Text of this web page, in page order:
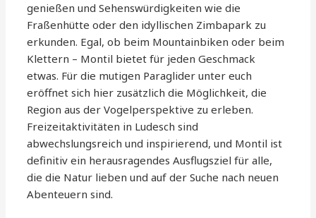
genießen und Sehenswürdigkeiten wie die
Fraßenhütte oder den idyllischen Zimbapark zu
erkunden. Egal, ob beim Mountainbiken oder beim
Klettern – Montil bietet für jeden Geschmack
etwas. Für die mutigen Paraglider unter euch
eröffnet sich hier zusätzlich die Möglichkeit, die
Region aus der Vogelperspektive zu erleben.
Freizeitaktivitäten in Ludesch sind
abwechslungsreich und inspirierend, und Montil ist
definitiv ein herausragendes Ausflugsziel für alle,
die die Natur lieben und auf der Suche nach neuen
Abenteuern sind.